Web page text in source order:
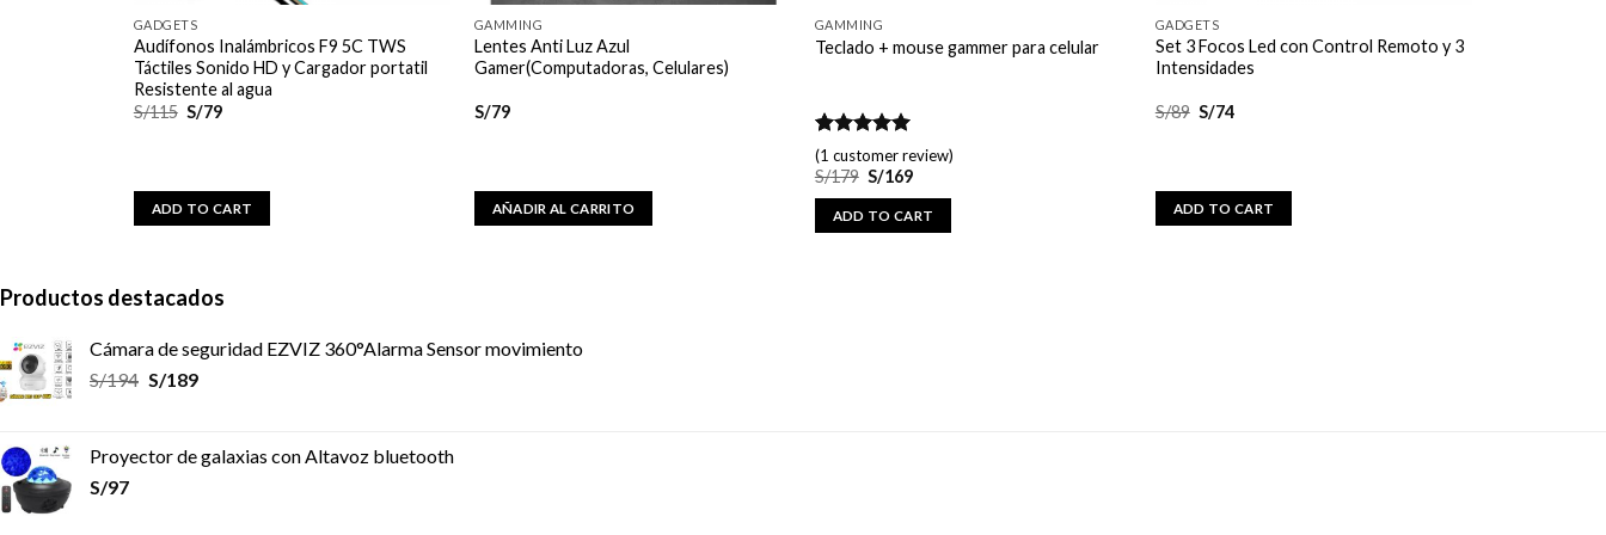
GADGETS
Audífonos Inalámbricos F9 5C TWS
Táctiles Sonido HD y Cargador portatil
Resistente al agua
S/115 S/79
ADD TO CART
GAMMING
Lentes Anti Luz Azul
Gamer(Computadoras, Celulares)
S/79
AÑADIR AL CARRITO
GAMMING
Teclado + mouse gammer para celular
Rated5.00
out of 5
based on
1
customer
rating
(1 customer review)
S/179 S/169
ADD TO CART
GADGETS
Set 3 Focos Led con Control Remoto y 3
Intensidades
S/89 S/74
ADD TO CART
Productos destacados
Cámara de seguridad EZVIZ 360°Alarma Sensor movimiento
S/194 S/189
Proyector de galaxias con Altavoz bluetooth
S/97